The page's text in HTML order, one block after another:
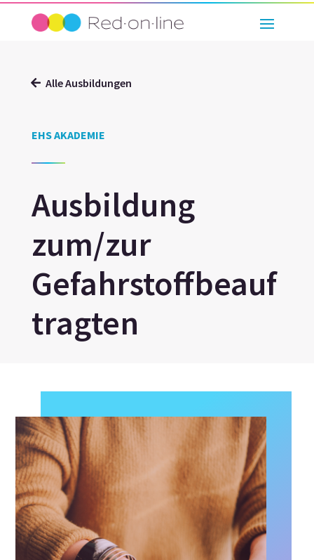
Alle Ausbildungen
EHS AKADEMIE
Ausbildung
zum/zur
Gefahrstoffbeauf
tragten